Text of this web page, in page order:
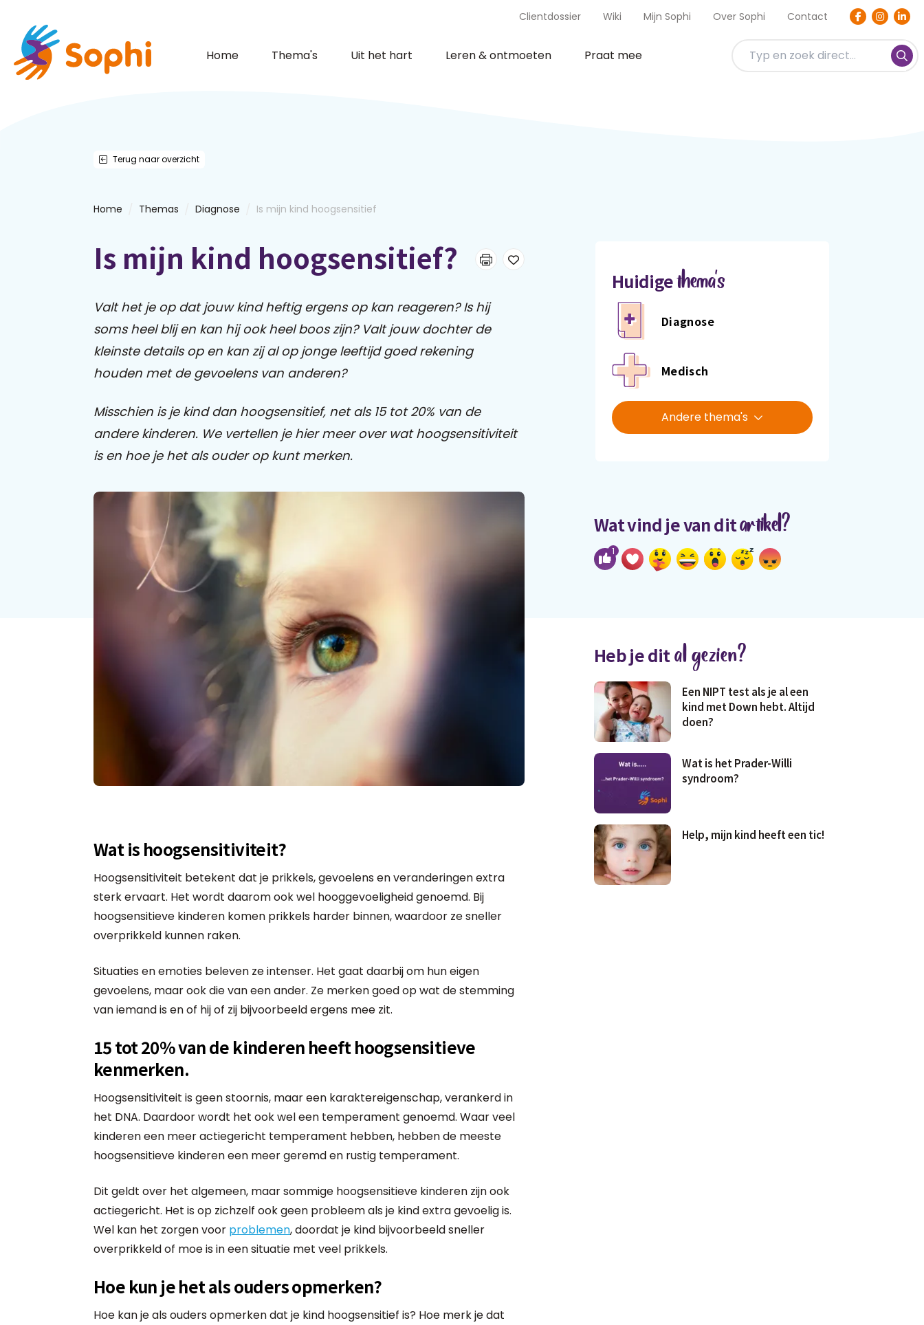
Clientdossier Wiki Mijn Sophi Over Sophi Contact
Home Thema's Uit het hart Leren & ontmoeten Praat mee
Terug naar overzicht
Home Themas Diagnose Is mijn kind hoogsensitief
Is mijn kind hoogsensitief?
Valt het je op dat jouw kind heftig ergens op kan reageren? Is hij
soms heel blij en kan hij ook heel boos zijn? Valt jouw dochter de
kleinste details op en kan zij al op jonge leeftijd goed rekening
houden met de gevoelens van anderen?
Misschien is je kind dan hoogsensitief, net als 15 tot 20% van de
andere kinderen. We vertellen je hier meer over wat hoogsensitiviteit
is en hoe je het als ouder op kunt merken.
Wat is hoogsensitiviteit?
Hoogsensitiviteit betekent dat je prikkels, gevoelens en veranderingen extra
sterk ervaart. Het wordt daarom ook wel hooggevoeligheid genoemd. Bij
hoogsensitieve kinderen komen prikkels harder binnen, waardoor ze sneller
overprikkeld kunnen raken.
Situaties en emoties beleven ze intenser. Het gaat daarbij om hun eigen
gevoelens, maar ook die van een ander. Ze merken goed op wat de stemming
van iemand is en of hij of zij bijvoorbeeld ergens mee zit.
15 tot 20% van de kinderen heeft hoogsensitieve
kenmerken.
Hoogsensitiviteit is geen stoornis, maar een karaktereigenschap, verankerd in
het DNA. Daardoor wordt het ook wel een temperament genoemd. Waar veel
kinderen een meer actiegericht temperament hebben, hebben de meeste
hoogsensitieve kinderen een meer geremd en rustig temperament.
Dit geldt over het algemeen, maar sommige hoogsensitieve kinderen zijn ook
actiegericht. Het is op zichzelf ook geen probleem als je kind extra gevoelig is.
Wel kan het zorgen voor problemen, doordat je kind bijvoorbeeld sneller
overprikkeld of moe is in een situatie met veel prikkels.
Hoe kun je het als ouders opmerken?
Hoe kan je als ouders opmerken dat je kind hoogsensitief is? Hoe merk je dat
Huidigethema's
Diagnose
Medisch
Andere thema's
Wat vind je van ditartikel?
1
Heb je dital gezien?
Een NIPT test als je al een
kind met Down hebt. Altijd
doen?
Wat is het Prader-Willi
syndroom?
Help, mijn kind heeft een tic!